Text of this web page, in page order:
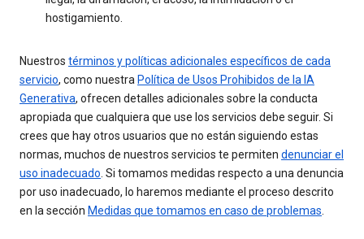
hostigamiento.
Nuestros términos y políticas adicionales específicos de cada
servicio, como nuestra Política de Usos Prohibidos de la IA
Generativa, ofrecen detalles adicionales sobre la conducta
apropiada que cualquiera que use los servicios debe seguir. Si
crees que hay otros usuarios que no están siguiendo estas
normas, muchos de nuestros servicios te permiten denunciar el
uso inadecuado. Si tomamos medidas respecto a una denuncia
por uso inadecuado, lo haremos mediante el proceso descrito
en la sección Medidas que tomamos en caso de problemas.